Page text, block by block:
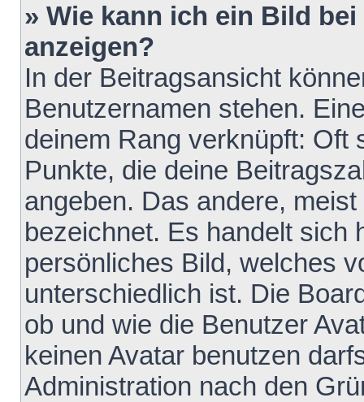
» Wie kann ich ein Bild
anzeigen?
In der Beitragsansicht
Benutzernamen stehen.
deinem Rang verknüpft: Oft
Punkte, die deine
angeben. Das andere,
bezeichnet. Es handelt sich
persönliches Bild, welches
unterschiedlich ist. Die
ob und wie die Benutzer
keinen Avatar benutzen
Administration nach den